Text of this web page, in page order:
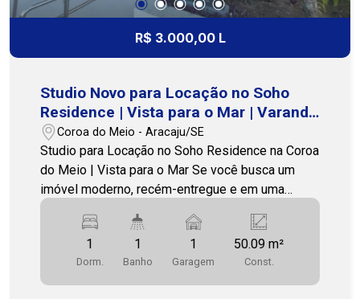
R$ 3.000,00 L
Studio Novo para Locação no Soho
Residence | Vista para o Mar | Varanda
Gourmet | Coroa do Meio
Coroa do Meio - Aracaju/SE
Studio para Locação no Soho Residence na Coroa
do Meio | Vista para o Mar Se você busca um
imóvel moderno, recém-entregue e em uma
localização privilegiada, este studio no Soho
Residence é a escolha ideal. Localizado na Coroa
do Meio, um dos bairros mais valorizados de
Aracaju, o empreendimento está próximo às
praias, Orla de Atalaia, Shopping Riomar,
1
Dorm.
1
Banho
1
Garagem
50.09 m²
Const.